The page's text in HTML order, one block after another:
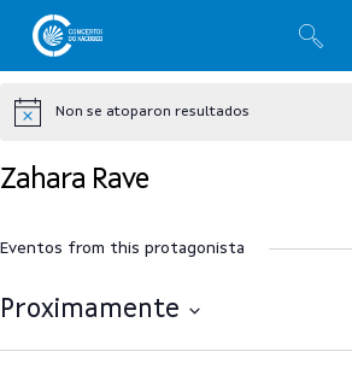
content
Notice
Non se atoparon resultados
Zahara Rave
Eventos from this protagonista
Proximamente
Select